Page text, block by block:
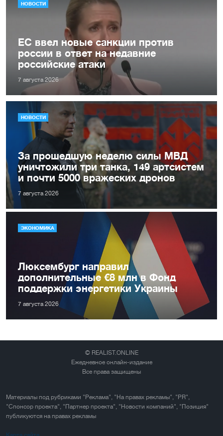
НОВОСТИ
ЕС ввел новые санкции против
россии в ответ на недавние
российские атаки
7 августа 2026
НОВОСТИ
За прошедшую неделю силы МВД
уничтожили три танка, 149 артсистем
и почти 5000 вражеских дронов
7 августа 2026
ЭКОНОМИКА
Люксембург направил
дополнительные €8 млн в Фонд
поддержки энергетики Украины
7 августа 2026
© REALIST.ONLINE
Ежедневное онлайн-издание
Все права защищены
Материалы под рубриками "Реклама", "На правах рекламы", "PR",
"Спонсор проекта", "Партнер проекта", "Новости компаний", "Позиция"
публикуются на правах рекламы